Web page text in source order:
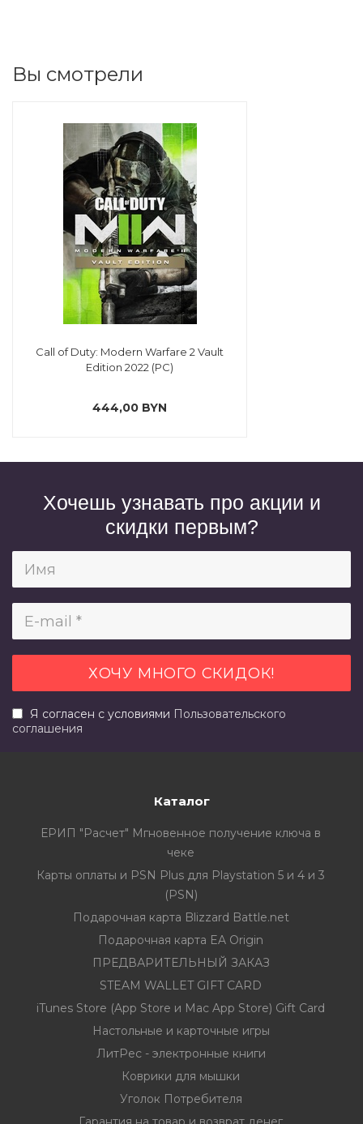
Вы смотрели
Call of Duty: Modern Warfare 2 Vault
Edition 2022 (PC)
444,00 BYN
Хочешь узнавать про акции и
скидки первым?
Я согласен с условиями Пользовательского
соглашения
Каталог
ЕРИП "Расчет" Мгновенное получение ключа в
чеке
Карты оплаты и PSN Plus для Playstation 5 и 4 и 3
(PSN)
Подарочная карта Blizzard Battle.net
Подарочная карта EA Origin
ПРЕДВАРИТЕЛЬНЫЙ ЗАКАЗ
STEAM WALLET GIFT CARD
iTunes Store (App Store и Mac App Store) Gift Card
Настольные и карточные игры
ЛитРес - электронные книги
Коврики для мышки
Уголок Потребителя